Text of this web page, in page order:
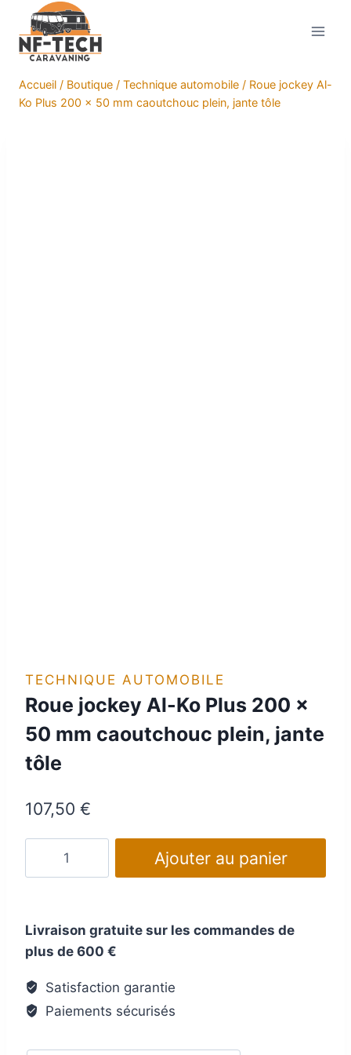
contenu
Accueil / Boutique / Technique automobile / Roue jockey Al-
Ko Plus 200 x 50 mm caoutchouc plein, jante tôle
TECHNIQUE AUTOMOBILE
Roue jockey Al-Ko Plus 200 x
50 mm caoutchouc plein, jante
tôle
107,50 €
Al-
Ko
200
x
Ajouter au panier
Livraison gratuite sur les commandes de
plus de 600 €
Satisfaction garantie
Paiements sécurisés